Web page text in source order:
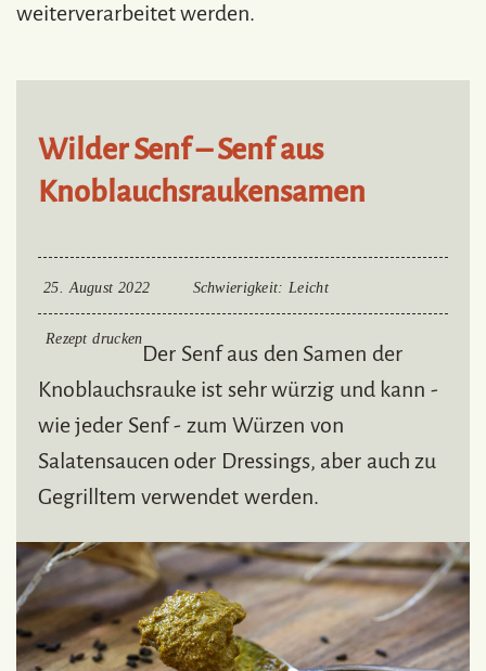
weiterverarbeitet werden.
Wilder Senf – Senf aus
Knoblauchsraukensamen
25. August 2022 Schwierigkeit: Leicht
Rezept drucken
Der Senf aus den Samen der
Knoblauchsrauke ist sehr würzig und kann -
wie jeder Senf - zum Würzen von
Salatensaucen oder Dressings, aber auch zu
Gegrilltem verwendet werden.